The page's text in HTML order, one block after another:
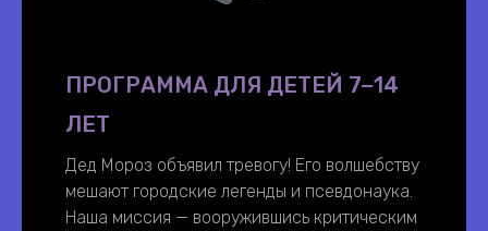
ПРОГРАММА ДЛЯ ДЕТЕЙ 7−14
ЛЕТ
Дед Мороз объявил тревогу! Его волшебству
мешают городские легенды и псевдонаука.
Наша миссия — вооружившись критическим